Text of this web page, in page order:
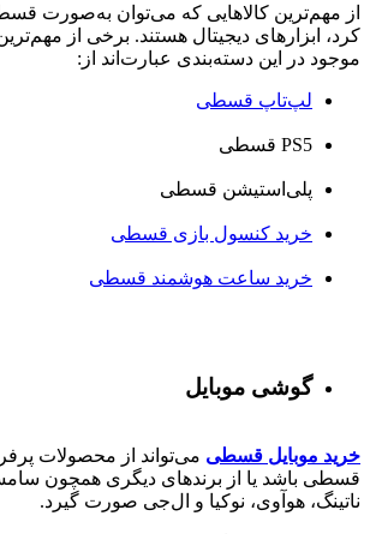
از مهم‌ترین کالاهایی که می‌توان به‌صورت
کرد، ابزارهای دیجیتال هستند. برخی از
موجود در این دسته‌بندی عبارت‌اند از:
لپ‌تاپ قسطی
PS5 قسطی
پلی‌استیشن قسطی
خرید کنسول بازی قسطی
خرید ساعت هوشمند قسطی
گوشی موبایل
خرید موبایل قسطی می‌تواند از محصولات
قسطی باشد یا از برندهای دیگری همچون
ناتینگ، هوآوی، نوکیا و ال‌جی صورت گیرد.